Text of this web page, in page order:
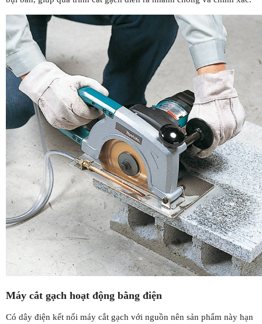
Máy cắt gạch hoạt động bằng điện
Có dây điện kết nối máy cắt gạch với nguồn nên sản phẩm này hạn